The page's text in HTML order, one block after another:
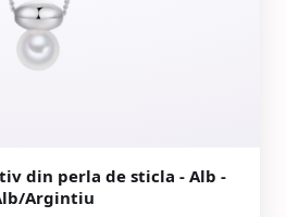
din perla de sticla - Alb -
Argintiu